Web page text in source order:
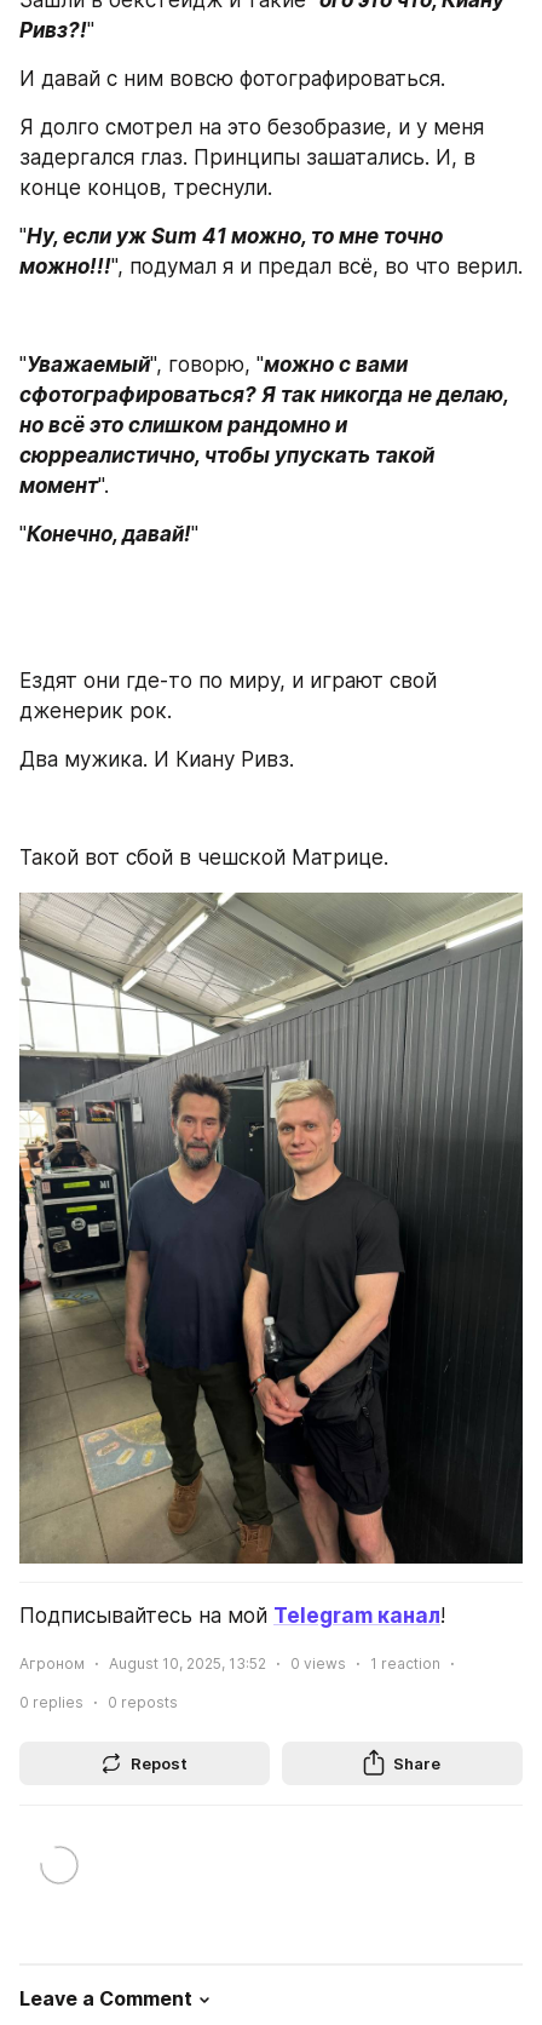
Ривз?!"
И давай с ним вовсю фотографироваться.
Я долго смотрел на это безобразие, и у меня
задергался глаз. Принципы зашатались. И, в
конце концов, треснули.
"Ну, если уж Sum 41 можно, то мне точно
можно!!!", подумал я и предал всё, во что верил.
"Уважаемый", говорю, "можно с вами
сфотографироваться? Я так никогда не делаю,
но всё это слишком рандомно и
сюрреалистично, чтобы упускать такой
момент".
"Конечно, давай!"
Ездят они где-то по миру, и играют свой
дженерик рок.
Два мужика. И Киану Ривз.
Такой вот сбой в чешской Матрице.
Подписывайтесь на мой Telegram канал!
Агроном August 10, 2025, 13:52 0 views 1 reaction
0 replies 0 reposts
Repost Share
Leave a Comment